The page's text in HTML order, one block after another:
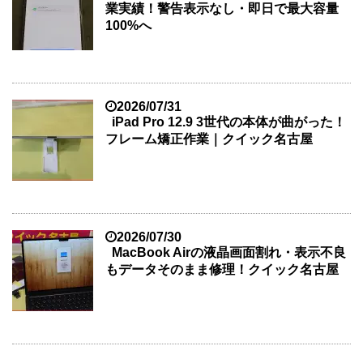
業実績！警告表示なし・即日で最大容量
100%へ
2026/07/31
iPad Pro 12.9 3世代の本体が曲がった！
フレーム矯正作業｜クイック名古屋
2026/07/30
MacBook Airの液晶画面割れ・表示不良
もデータそのまま修理！クイック名古屋